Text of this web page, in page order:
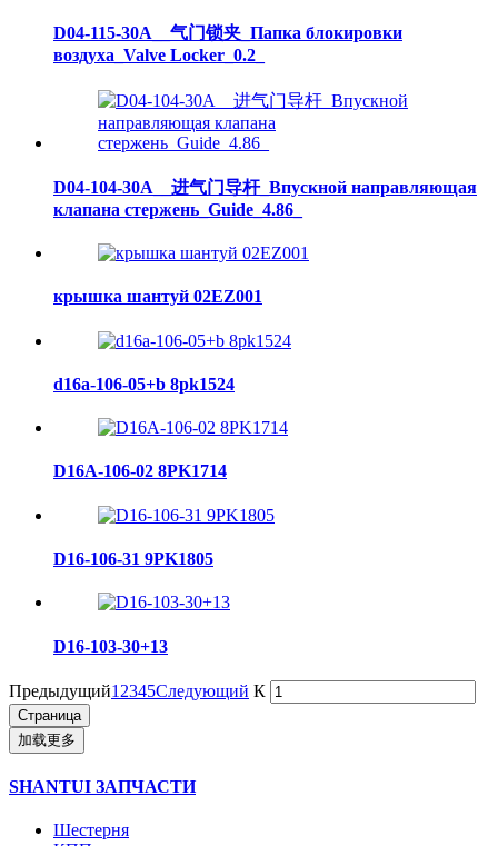
D04-115-30A__气门锁夹_Папка блокировки
воздуха_Valve Locker_0.2_
D04-104-30A__进气门导杆_Впускной направляющая
клапана стержень_Guide_4.86_
крышка шантуй 02EZ001
d16a-106-05+b 8pk1524
D16A-106-02 8PK1714
D16-106-31 9PK1805
D16-103-30+13
Предыдущий1 2345Следующий К
加载更多
SHANTUI ЗАПЧАСТИ
Шестерня